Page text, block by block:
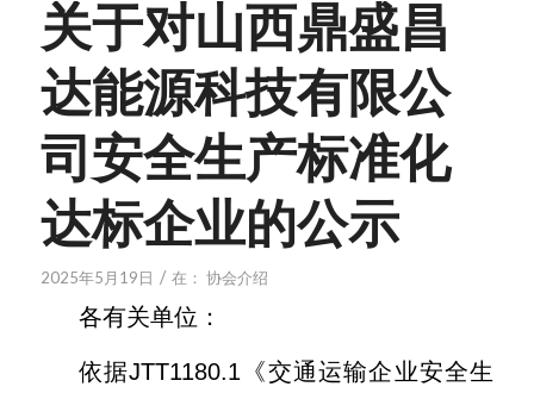
关于对山西鼎盛昌
达能源科技有限公
司安全生产标准化
达标企业的公示
2025年5月19日 / 在： 协会介绍
各有关单位：
依据JTT1180.1《交通运输企业安全生